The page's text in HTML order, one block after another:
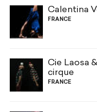
Calentina
FRANCE
Cie Laosa
cirque
FRANCE